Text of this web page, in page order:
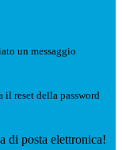
un messaggio
il reset della password
di posta elettronica!